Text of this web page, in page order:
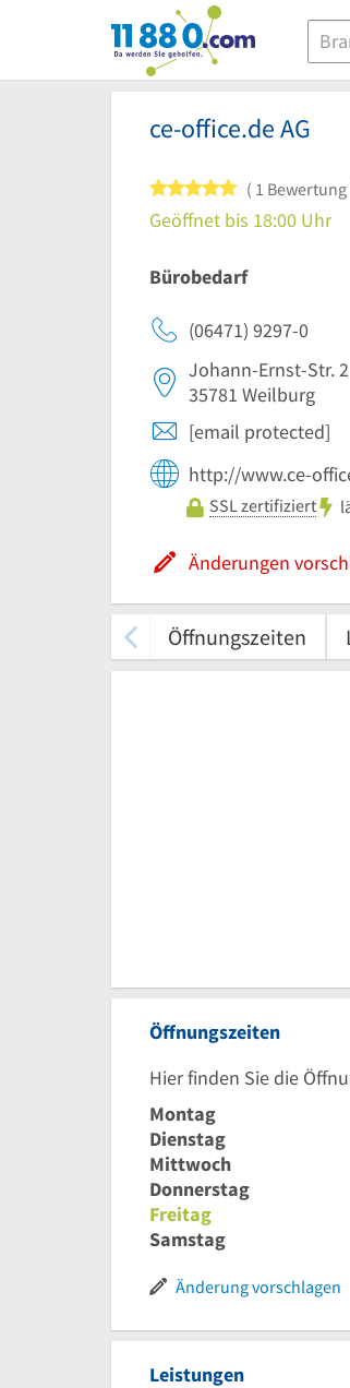
11880.com
ce-office.de AG
5 von 5
1 Bewertung
Geöffnet bis 18:00 Uhr
Bürobedarf
(06471) 9297-0
Johann-Ernst-Str. 2
35781 Weilburg
[email protected]
http://www.ce-
SSL zertifiziert
Änderungen
Öffnungszeiten
Öffnungszeiten
Hier finden Sie die
Montag
Dienstag
Mittwoch
Donnerstag
Freitag
Samstag
Änderung vorschlagen
Leistungen